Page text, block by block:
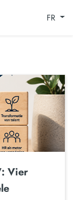
FR
Vier